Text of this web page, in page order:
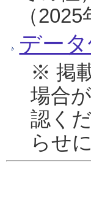
（
デー
※ 掲
場合
認く
らせ